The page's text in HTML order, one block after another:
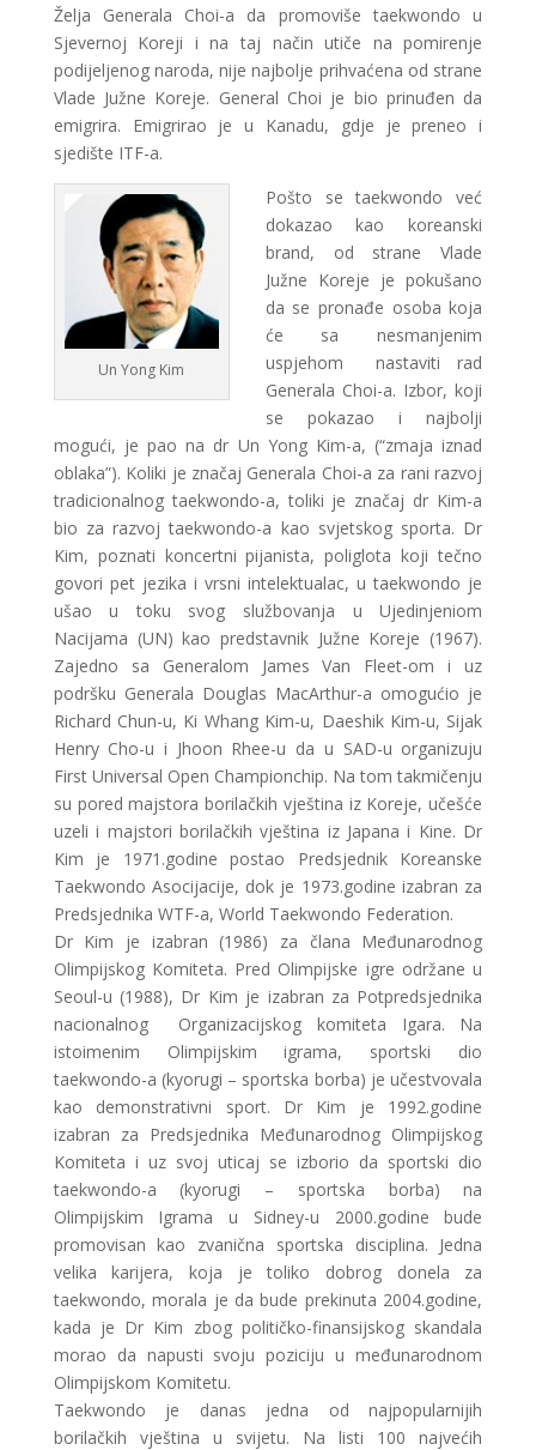
Želja Generala Choi-a da promoviše taekwondo u
Sjevernoj Koreji i na taj način utiče na pomirenje
podijeljenog naroda, nije najbolje prihvaćena od strane
Vlade Južne Koreje. General Choi je bio prinuđen da
emigrira. Emigrirao je u Kanadu, gdje je preneo i
sjedište ITF-a.
Un Yong Kim
Pošto se taekwondo već
dokazao kao koreanski
brand, od strane Vlade
Južne Koreje je pokušano
da se pronađe osoba koja
će sa nesmanjenim
uspjehom nastaviti rad
Generala Choi-a. Izbor, koji
se pokazao i najbolji
mogući, je pao na dr Un Yong Kim-a, (“zmaja iznad
oblaka”). Koliki je značaj Generala Choi-a za rani razvoj
tradicionalnog taekwondo-a, toliki je značaj dr Kim-a
bio za razvoj taekwondo-a kao svjetskog sporta. Dr
Kim, poznati koncertni pijanista, poliglota koji tečno
govori pet jezika i vrsni intelektualac, u taekwondo je
ušao u toku svog službovanja u Ujedinjeniom
Nacijama (UN) kao predstavnik Južne Koreje (1967).
Zajedno sa Generalom James Van Fleet-om i uz
podršku Generala Douglas MacArthur-a omogućio je
Richard Chun-u, Ki Whang Kim-u, Daeshik Kim-u, Sijak
Henry Cho-u i Jhoon Rhee-u da u SAD-u organizuju
First Universal Open Championchip. Na tom takmičenju
su pored majstora borilačkih vještina iz Koreje, učešće
uzeli i majstori borilačkih vještina iz Japana i Kine. Dr
Kim je 1971.godine postao Predsjednik Koreanske
Taekwondo Asocijacije, dok je 1973.godine izabran za
Predsjednika WTF-a, World Taekwondo Federation.
Dr Kim je izabran (1986) za člana Međunarodnog
Olimpijskog Komiteta. Pred Olimpijske igre održane u
Seoul-u (1988), Dr Kim je izabran za Potpredsjednika
nacionalnog Organizacijskog komiteta Igara. Na
istoimenim Olimpijskim igrama, sportski dio
taekwondo-a (kyorugi – sportska borba) je učestvovala
kao demonstrativni sport. Dr Kim je 1992.godine
izabran za Predsjednika Međunarodnog Olimpijskog
Komiteta i uz svoj uticaj se izborio da sportski dio
taekwondo-a (kyorugi – sportska borba) na
Olimpijskim Igrama u Sidney-u 2000.godine bude
promovisan kao zvanična sportska disciplina. Jedna
velika karijera, koja je toliko dobrog donela za
taekwondo, morala je da bude prekinuta 2004.godine,
kada je Dr Kim zbog političko-finansijskog skandala
morao da napusti svoju poziciju u međunarodnom
Olimpijskom Komitetu.
Taekwondo je danas jedna od najpopularnijih
borilačkih vještina u svijetu. Na listi 100 najvećih